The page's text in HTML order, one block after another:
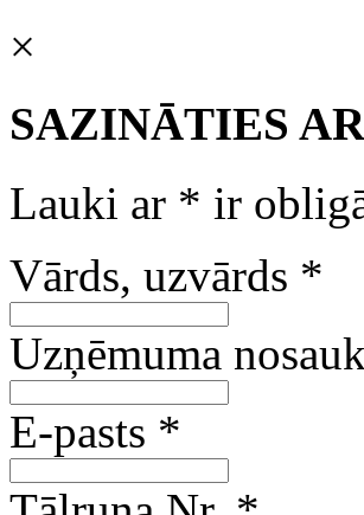
×
SAZINĀTIES
Lauki ar * ir
Vārds, uzvārds *
Uzņēmuma
E-pasts *